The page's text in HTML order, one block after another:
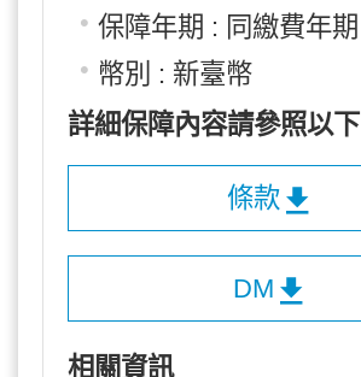
保障年期 : 同繳費年期
幣別 : 新臺幣
詳細保障內容請參照以下
條款
DM
相關資訊